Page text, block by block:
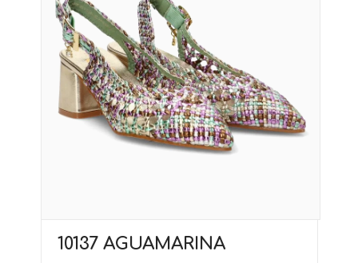
10137 AGUAMARINA